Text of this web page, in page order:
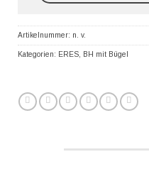
Artikelnummer: n. v.
Kategorien: ERES BH mit Bügel